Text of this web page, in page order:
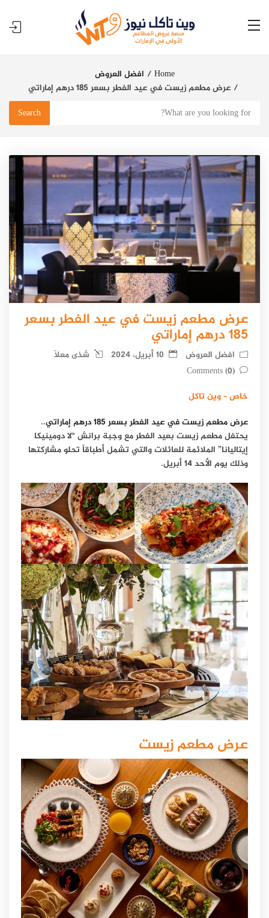
Home
افضل العروض
عرض مطعم زيست في عيد الفطر بسعر 185 درهم إماراتي
Search
عرض مطعم زيست في عيد الفطر بسعر
185 درهم إماراتي
افضل العروض 10 أبريل، 2024
شذى معلّا
(0) Comments
خاص – وين تاكل
عرض مطعم زيست في عيد الفطر بسعر 185 درهم إماراتي
..
يحتفل مطعم زيست بعيد الفطر مع وجبة برانش “لا دومينيكا
إيتاليانا” الملائمة للعائلات والتي تشمل أطباقاً تحلو مشاركتها
وذلك يوم الأحد 14 أبريل.
عرض مطعم زيست